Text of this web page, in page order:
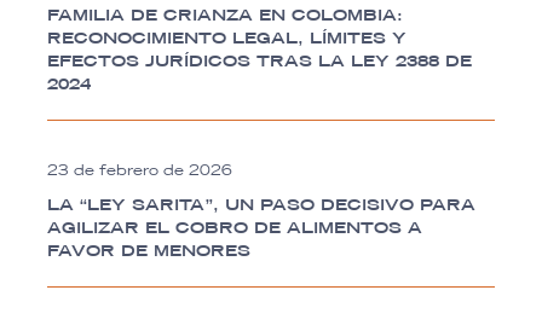
FAMILIA DE CRIANZA EN COLOMBIA:
RECONOCIMIENTO LEGAL, LÍMITES Y
EFECTOS JURÍDICOS TRAS LA LEY 2388 DE
2024
LA “LEY SARITA”, UN PASO DECISIVO PARA
AGILIZAR EL COBRO DE ALIMENTOS A
FAVOR DE MENORES
23 de febrero de 2026